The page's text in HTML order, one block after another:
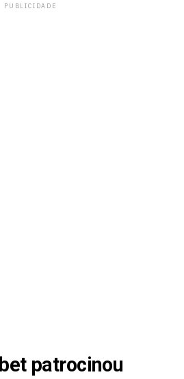
PUBLICIDADE
patrocinou